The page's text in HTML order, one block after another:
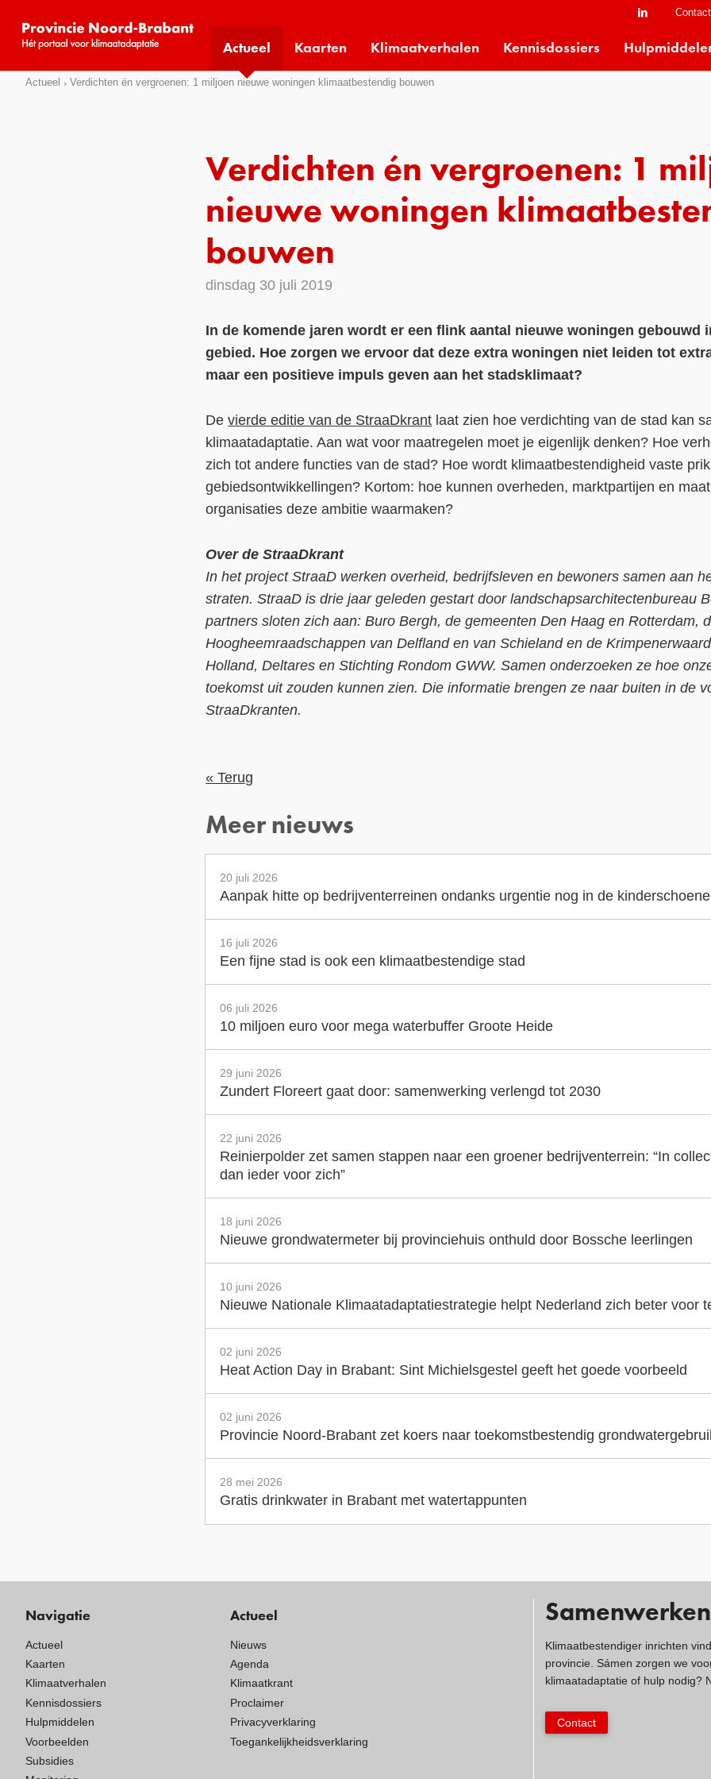
social
media
pages:
Contact
Actueel Kaarten Klimaatverhalen Kennisdossiers
Actueel Verdichten én vergroenen: 1 miljoen nieuwe woningen klimaatbestendig bouwen
Verdichten én vergroenen: 1
nieuwe woningen
bouwen
dinsdag 30 juli 2019
In de komende jaren wordt er een flink aantal nieuwe woningen gebouwd
gebied. Hoe zorgen we ervoor dat deze extra woningen niet leiden tot
maar een positieve impuls geven aan het stadsklimaat?
Devierde editie van de StraaDkrant laat zien hoe verdichting van de stad kan
klimaatadaptatie. Aan wat voor maatregelen moet je eigenlijk denken? Hoe
zich tot andere functies van de stad? Hoe wordt klimaatbestendigheid vaste
gebiedsontwikkellingen? Kortom: hoe kunnen overheden, marktpartijen en
organisaties deze ambitie waarmaken?
Over de StraaDkrant
In het project StraaD werken overheid, bedrijfsleven en bewoners samen aan
straten. StraaD is drie jaar geleden gestart door landschapsarchitectenbureau
partners sloten zich aan: Buro Bergh, de gemeenten Den Haag en Rotterdam,
Hoogheemraadschappen van Delfland en van Schieland en de
Holland, Deltares en Stichting Rondom GWW. Samen onderzoeken ze hoe
toekomst uit zouden kunnen zien. Die informatie brengen ze naar buiten in de
StraaDkranten.
« Terug
Meer nieuws
20 juli 2026
Aanpak hitte op bedrijventerreinen ondanks urgentie nog in de
16 juli 2026
Een fijne stad is ook een klimaatbestendige stad
06 juli 2026
10 miljoen euro voor mega waterbuffer Groote Heide
29 juni 2026
Zundert Floreert gaat door: samenwerking verlengd tot 2030
22 juni 2026
Reinierpolder zet samen stappen naar een groener bedrijventerrein: “In
dan ieder voor zich”
18 juni 2026
Nieuwe grondwatermeter bij provinciehuis onthuld door Bossche leerlingen
10 juni 2026
Nieuwe Nationale Klimaatadaptatiestrategie helpt Nederland zich beter voor
02 juni 2026
Heat Action Day in Brabant: Sint Michielsgestel geeft het goede voorbeeld
02 juni 2026
Provincie Noord-Brabant zet koers naar toekomstbestendig
28 mei 2026
Gratis drinkwater in Brabant met watertappunten
Navigatie
Actueel
Kaarten
Klimaatverhalen
Kennisdossiers
Hulpmiddelen
Voorbeelden
Subsidies
Actueel
Nieuws
Agenda
Klimaatkrant
Proclaimer
Privacyverklaring
Toegankelijkheidsverklaring
Samenwerken
Klimaatbestendiger inrichten
provincie. Sámen zorgen we
klimaatadaptatie of hulp nodig?
Contact